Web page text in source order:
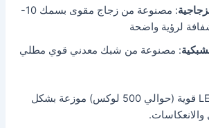
: مصنوعة من زجاج مقوى بسمك 10-
: مصنوعة من شبك معدني قوي مطلي
إضاءة LED قوية (حوالي 500 لوكس) موزعة بشكل